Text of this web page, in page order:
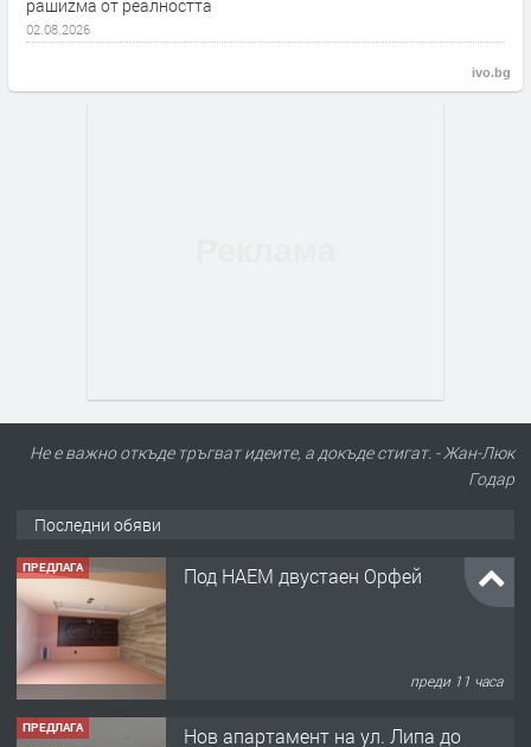
рашиzма от реалността
02.08.2026
ivo.bg
Не е важно откъде тръгват идеите, а докъде стигат. - Жан-Люк
Годар
Последни обяви
ПРЕДЛАГА Под НАЕМ двустаен Орфей
преди 11 часа
ПРЕДЛАГА
Нов апартамент на ул. Липа до